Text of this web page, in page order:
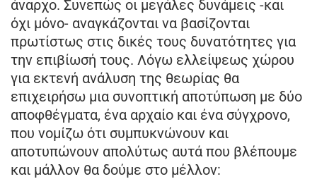
άναρχο. Συνεπώς οι μεγάλες δυνάμεις -και
όχι μόνο- αναγκάζονται να βασίζονται
πρωτίστως στις δικές τους δυνατότητες για
την επιβίωσή τους. Λόγω ελλείψεως χώρου
για εκτενή ανάλυση της θεωρίας θα
επιχειρήσω μια συνοπτική αποτύπωση με δύο
αποφθέγματα, ένα αρχαίο και ένα σύγχρονο,
που νομίζω ότι συμπυκνώνουν και
αποτυπώνουν απολύτως αυτά που βλέπουμε
και μάλλον θα δούμε στο μέλλον: